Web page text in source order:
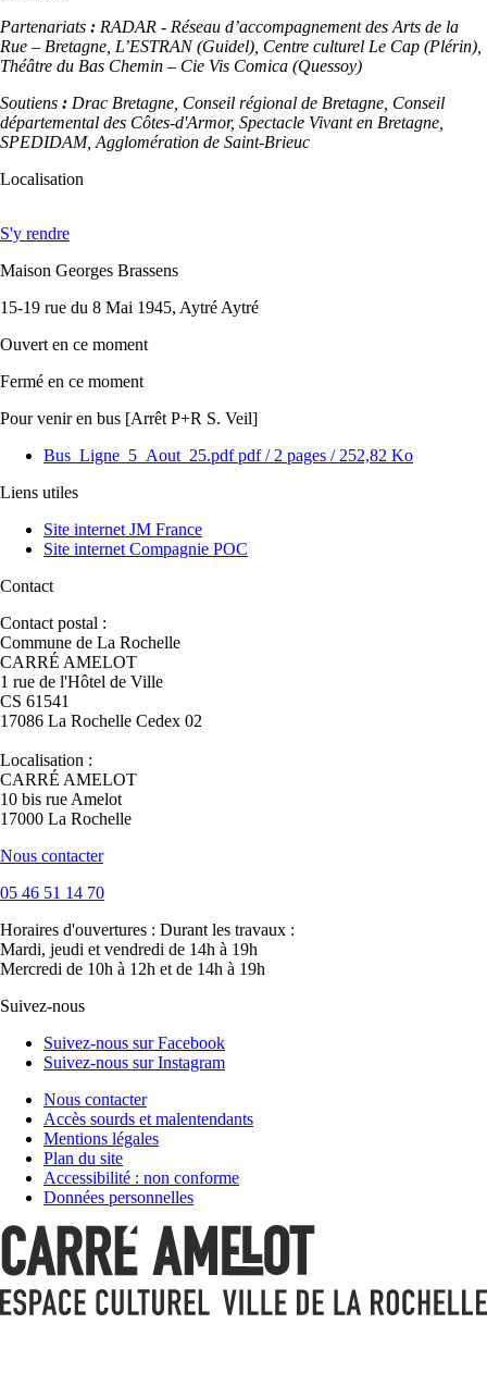
Partenariats : RADAR - Réseau d’accompagnement des Arts de la
Rue – Bretagne, L’ESTRAN (Guidel), Centre culturel Le Cap (Plérin),
Théâtre du Bas Chemin – Cie Vis Comica (Quessoy)
Soutiens : Drac Bretagne, Conseil régional de Bretagne, Conseil
départemental des Côtes-d'Armor, Spectacle Vivant en Bretagne,
SPEDIDAM, Agglomération de Saint-Brieuc
Localisation
S'y rendre
Maison Georges Brassens
15-19 rue du 8 Mai 1945, Aytré Aytré
Ouvert en ce moment
Fermé en ce moment
Pour venir en bus [Arrêt P+R S. Veil]
Bus_Ligne_5_Aout_25.pdfpdf/ 2 pages / 252,82 Ko
Liens utiles
Site internet JM France
Site internet Compagnie POC
Contact
Contact postal :
Commune de La Rochelle
CARRÉ AMELOT
1 rue de l'Hôtel de Ville
CS 61541
17086 La Rochelle Cedex 02
Localisation :
CARRÉ AMELOT
10 bis rue Amelot
17000 La Rochelle
Nous contacter
05 46 51 14 70
Horaires d'ouvertures : Durant les travaux :
Mardi, jeudi et vendredi de 14h à 19h
Mercredi de 10h à 12h et de 14h à 19h
Suivez-nous
Suivez-nous sur Facebook
Suivez-nous sur Instagram
Nous contacter
Accès sourds et malentendants
Mentions légales
Plan du site
Accessibilité : non conforme
Données personnelles